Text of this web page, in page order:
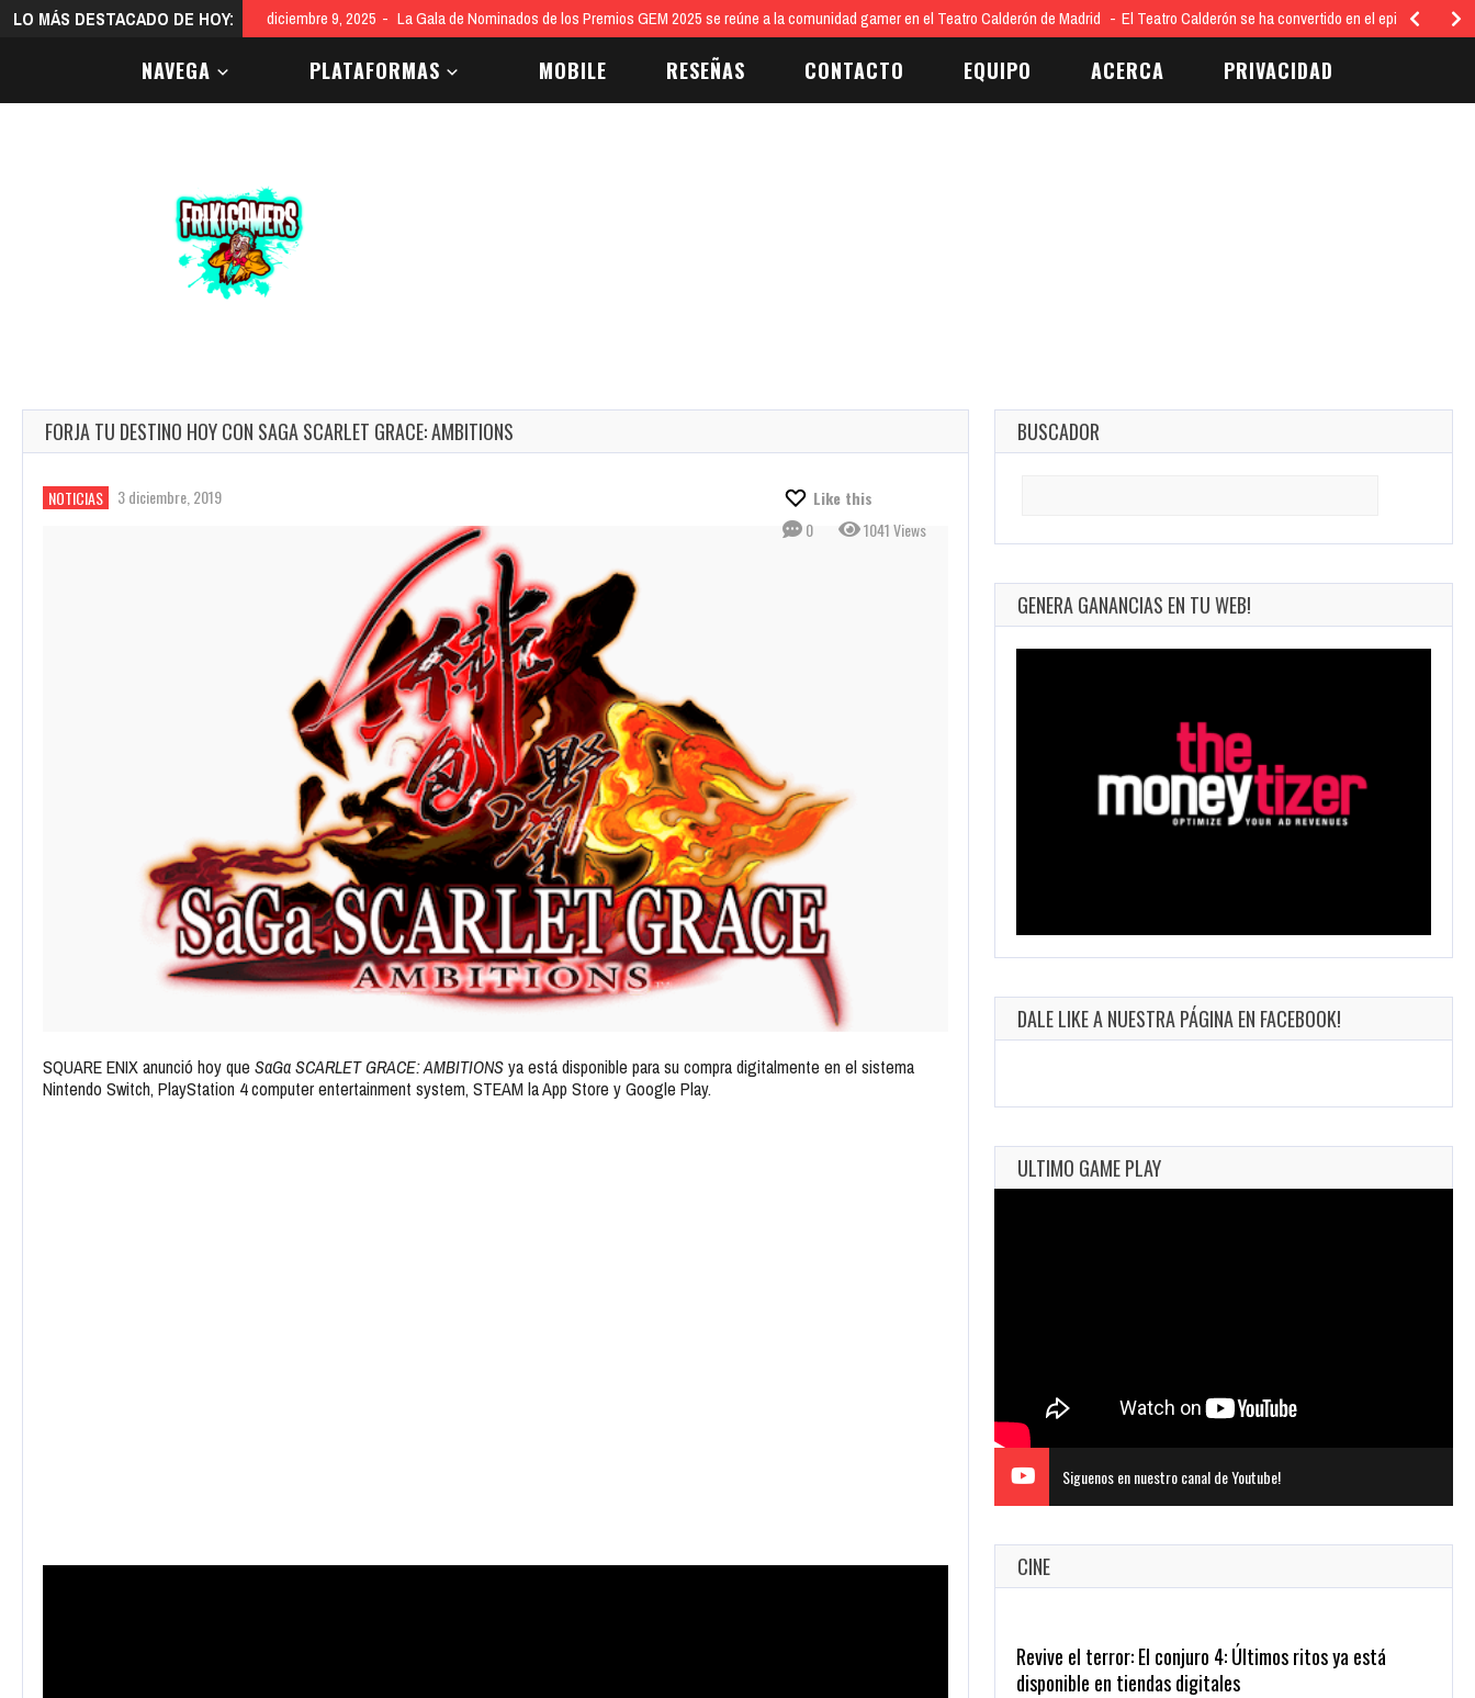
LO MÁS DESTACADO DE HOY: diciembre 9, 2025 La Gala de Nominados de los Premios GEM 2025 se reúne a la comunidad gamer en el Teatro Calderón de Madrid El Teatro Calderón se ha convertido en el epicentro…
NAVEGA PLATAFORMAS MOBILE RESEÑAS CONTACTO EQUIPO ACERCA PRIVACIDAD
FORJA TU DESTINO HOY CON SAGA SCARLET GRACE: AMBITIONS
NOTICIAS 3 diciembre, 2019
Like this
0
1041 Views
SQUARE ENIX anunció hoy que SaGa SCARLET GRACE: AMBITIONSya está disponible para su compra digitalmente en el sistema
Nintendo Switch, PlayStation 4 computer entertainment system, STEAM la App Store y Google Play.
BUSCADOR
GENERA GANANCIAS EN TU WEB!
DALE LIKE A NUESTRA PÁGINA EN FACEBOOK!
ULTIMO GAME PLAY
Siguenos en nuestro canal de Youtube!
CINE
Warner Bros. lleva a las tiendas digitales su racha de
registros con sus últimas 6 películas